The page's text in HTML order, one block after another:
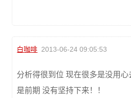
白咖啡 2013-06-24 09:05:53
分析得很到位 现在很多是没用
是前期 没有坚持下来！！